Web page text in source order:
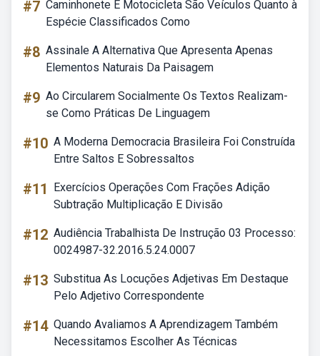
#7 Caminhonete E Motocicleta São Veículos Quanto à
Espécie Classificados Como
#8 Assinale A Alternativa Que Apresenta Apenas
Elementos Naturais Da Paisagem
#9 Ao Circularem Socialmente Os Textos Realizam-
se Como Práticas De Linguagem
#10 A Moderna Democracia Brasileira Foi Construída
Entre Saltos E Sobressaltos
#11
Exercícios Operações Com Frações Adição
Subtração Multiplicação E Divisão
#12 Audiência Trabalhista De Instrução 03 Processo:
0024987-32.2016.5.24.0007
#13 Substitua As Locuções Adjetivas Em Destaque
Pelo Adjetivo Correspondente
#14 Quando Avaliamos A Aprendizagem Também
Necessitamos Escolher As Técnicas